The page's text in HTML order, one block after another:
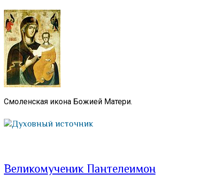
Смоленская икона Божией Матери.
Духовный источник
Великомученик Пантелеимон